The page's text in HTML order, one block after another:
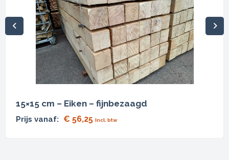
15×15 cm – Eiken – fijnbezaagd
Prijs vanaf: € 56,25 Incl. btw